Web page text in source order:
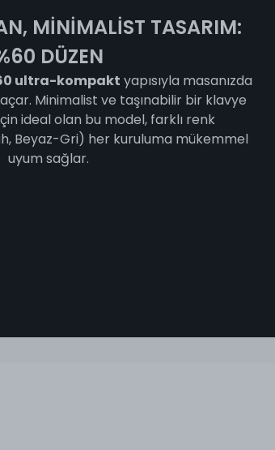
MİNİMALİST TASARIM:
DÜZEN
ultra-kompakt yapısıyla masanızda
Minimalist ve taşınabilir bir klavye
ideal olan bu model, farklı renk
Beyaz-Gri) her kuruluma mükemmel
uyum sağlar.